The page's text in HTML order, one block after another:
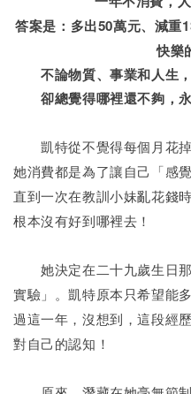
答案是：多出50萬元、減重
快樂
不論物質、事業和人生，
卻總覺得哪裡還不夠，
凱特從不覺得每個月花掉
她消費都是為了讓自己「感
直到一次在教訓小妹亂花錢
根本沒有好到哪裡去！
她決定在二十九歲生日那
實驗」。凱特原本只希望能
過這一年，沒想到，這段經
對自己的認知！